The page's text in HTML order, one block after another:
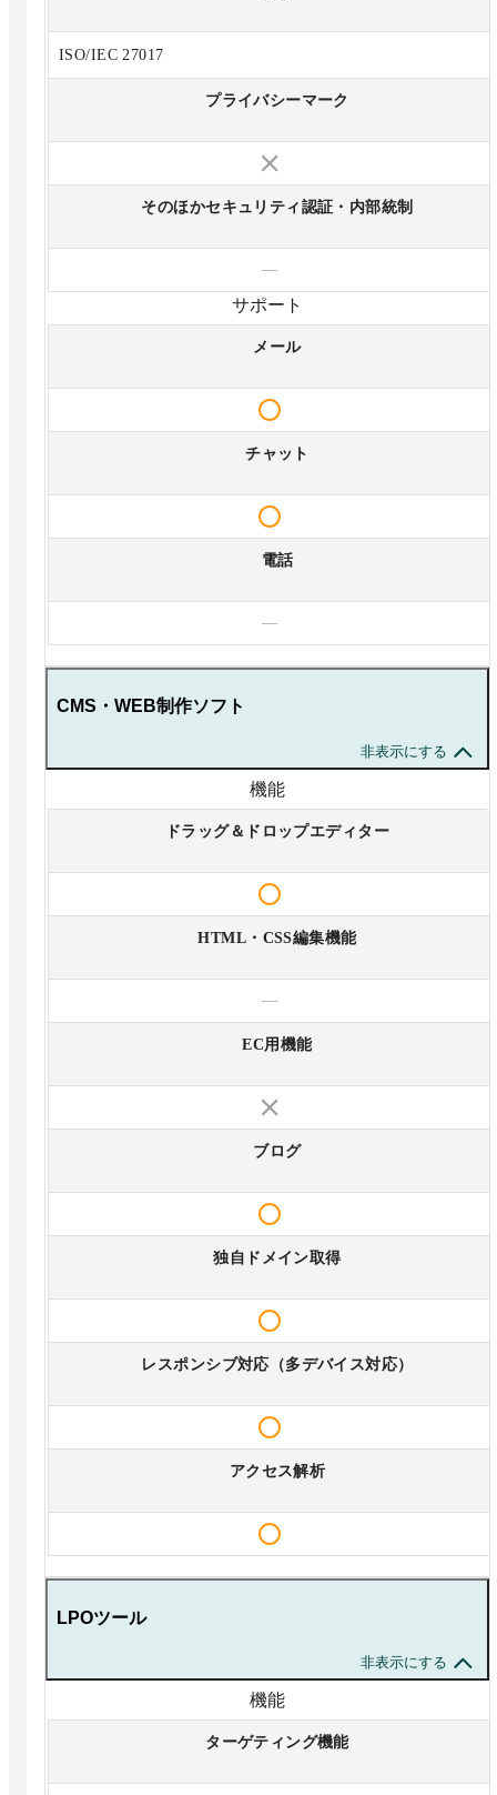
ISO/IEC 27017
プライバシーマーク
そのほかセキュリティ認証・内部統制
—
サポート
メール
チャット
電話
—
CMS・WEB制作ソフト
非表示にする
機能
ドラッグ＆ドロップエディター
HTML・CSS編集機能
—
EC用機能
ブログ
独自ドメイン取得
レスポンシブ対応（多デバイス対応）
アクセス解析
LPOツール
非表示にする
機能
ターゲティング機能